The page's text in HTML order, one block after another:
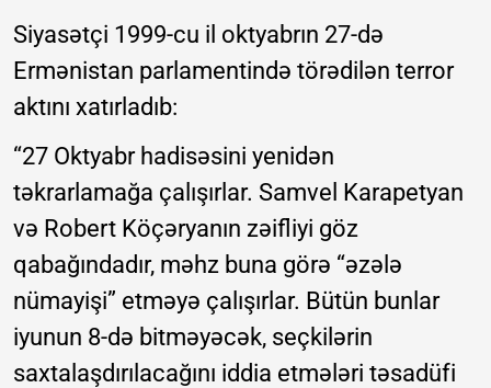
Siyasətçi 1999-cu il oktyabrın 27-də
Ermənistan parlamentində törədilən terror
aktını xatırladıb:
“27 Oktyabr hadisəsini yenidən
təkrarlamağa çalışırlar. Samvel Karapetyan
və Robert Köçəryanın zəifliyi göz
qabağındadır, məhz buna görə “əzələ
nümayişi” etməyə çalışırlar. Bütün bunlar
iyunun 8-də bitməyəcək, seçkilərin
saxtalaşdırılacağını iddia etmələri təsadüfi